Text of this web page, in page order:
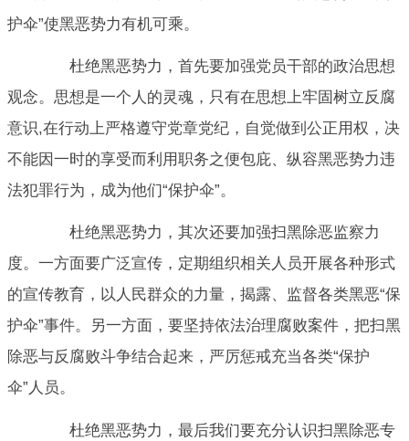
护伞”使黑恶势力有机可乘。
杜绝黑恶势力，首先要加强党员干部的政治思想
观念。思想是一个人的灵魂，只有在思想上牢固树立反腐
意识,在行动上严格遵守党章党纪，自觉做到公正用权，决
不能因一时的享受而利用职务之便包庇、纵容黑恶势力违
法犯罪行为，成为他们“保护伞”。
杜绝黑恶势力，其次还要加强扫黑除恶监察力
度。一方面要广泛宣传，定期组织相关人员开展各种形式
的宣传教育，以人民群众的力量，揭露、监督各类黑恶“保
护伞”事件。另一方面，要坚持依法治理腐败案件，把扫黑
除恶与反腐败斗争结合起来，严厉惩戒充当各类“保护
伞”人员。
杜绝黑恶势力，最后我们要充分认识扫黑除恶专